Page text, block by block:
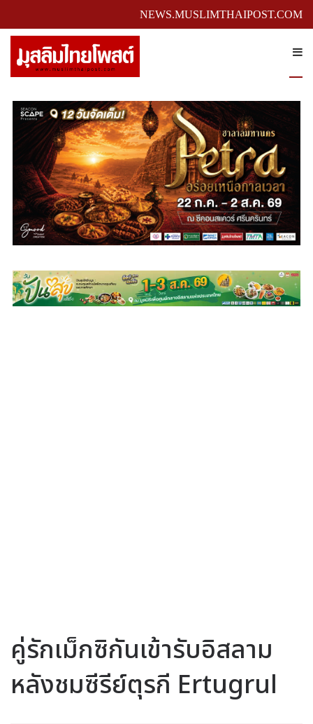
NEWS.MUSLIMTHAIPOST.COM
คู่รักเม็กซิกันเข้ารับอิสลาม
หลังชมซีรีย์ตุรกี Ertugrul